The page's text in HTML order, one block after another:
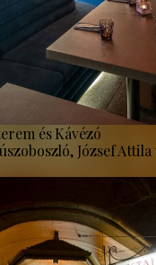
és Kávézó
József Attila